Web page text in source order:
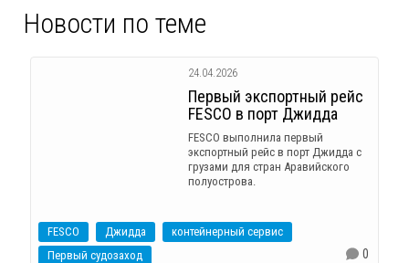
Новости по теме
24.04.2026
Первый экспортный рейс
FESCO в порт Джидда
FESCO выполнила первый
экспортный рейс в порт Джидда с
грузами для стран Аравийского
полуострова.
FESCO Джидда
контейнерный сервис
Первый судозаход
0